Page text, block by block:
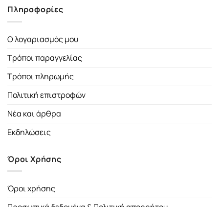
Πληροφορίες
Ο λογαριασμός μου
Τρόποι παραγγελίας
Τρόποι πληρωμής
Πολιτική επιστροφών
Νέα και άρθρα
Εκδηλώσεις
Όροι Χρήσης
Όροι χρήσης